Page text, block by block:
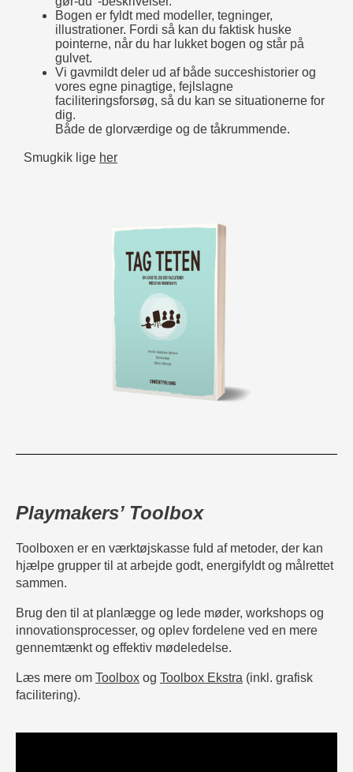
Bogen er fyldt med modeller, tegninger,
illustrationer. Fordi så kan du faktisk huske
pointerne, når du har lukket bogen og står på
gulvet.
Vi gavmildt deler ud af både succeshistorier og
vores egne pinagtige, fejlslagne
faciliteringsforsøg, så du kan se situationerne for
dig.
Både de glorværdige og de tåkrummende.
Smugkik lige her
Playmakers’ Toolbox
Toolboxen er en værktøjskasse fuld af metoder, der kan
hjælpe grupper til at arbejde godt, energifyldt og målrettet
sammen.
Brug den til at planlægge og lede møder, workshops og
innovationsprocesser, og oplev fordelene ved en mere
gennemtænkt og effektiv mødeledelse.
Læs mere om Toolbox og Toolbox Ekstra (inkl. grafisk
facilitering).